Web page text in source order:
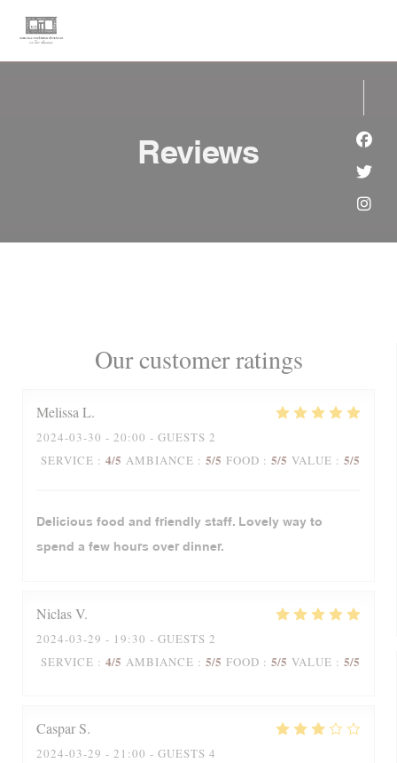
Reviews
Our customer ratings
MelissaL
2024-03-30 - 20:00 - GUESTS 2
SERVICE : 4/5 AMBIANCE : 5/5 FOOD : 5/5 VALUE : 5/5
Delicious food and friendly staff. Lovely way to
spend a few hours over dinner.
NiclasV
2024-03-29 - 19:30 - GUESTS 2
SERVICE : 4/5 AMBIANCE : 5/5 FOOD : 5/5 VALUE : 5/5
Caspar S
2024-03-29 - 21:00 - GUESTS 4